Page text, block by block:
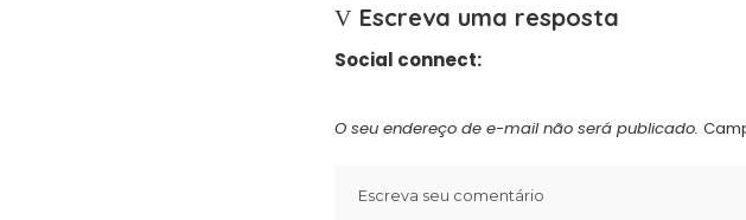
Escreva uma resposta
Social connect:
O seu endereço de e-mail não será publicado.